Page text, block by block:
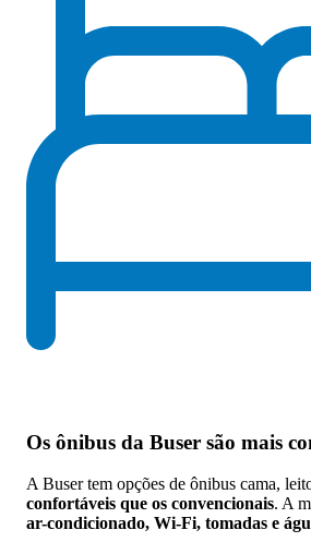
Os ônibus da Buser são mais
A Buser tem opções de ônibus cama,
confortáveis que os convencionais. A
ar-condicionado, Wi-Fi, tomadas e